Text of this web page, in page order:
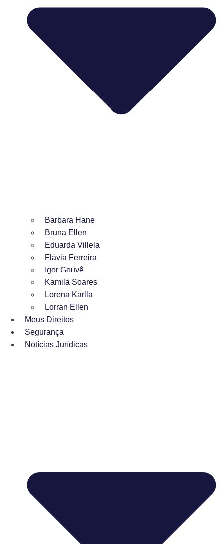
Barbara Hane
Bruna Ellen
Eduarda Villela
Flávia Ferreira
Igor Gouvê
Kamila Soares
Lorena Karlla
Lorran Ellen
Meus Direitos
Segurança
Notícias Jurídicas